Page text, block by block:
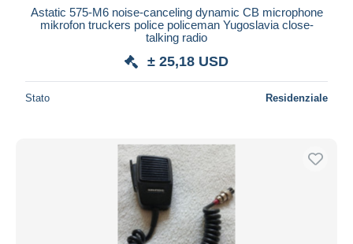
Astatic 575-M6 noise-canceling dynamic CB microphone
mikrofon truckers police policeman Yugoslavia close-
talking radio
± 25,18 USD
Stato Residenziale